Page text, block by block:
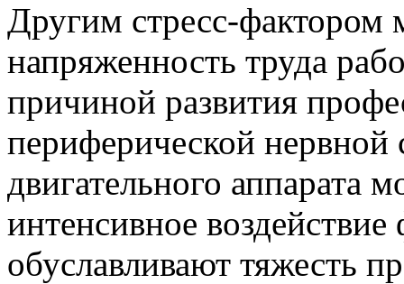
Другим стресс-фактором
напряженность труда
причиной развития
периферической
двигательного аппарата
интенсивное
обуславливают тяжесть